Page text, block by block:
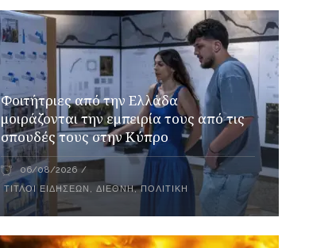
Φοιτήτριες από την Ελλάδα
μοιράζονται την εμπειρία τους από τις
σπουδές τους στην Κύπρο
06/08/2026
ΤΊΤΛΟΙ ΕΙΔΉΣΕΩΝ ,ΔΙΕΘΝΉ,ΠΟΛΙΤΙΚΉ